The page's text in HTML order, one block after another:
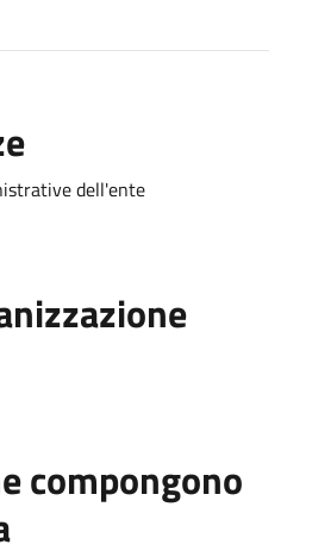
dell'ente
compongono